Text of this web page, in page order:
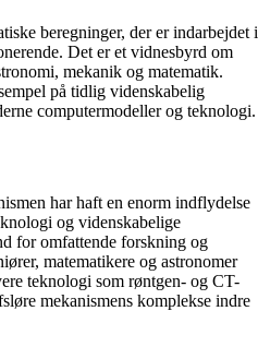
beregninger, der er indarbejdet i
Det er et vidnesbyrd om
mekanik og matematik.
på tidlig videnskabelig
computermodeller og teknologi.
har haft en enorm indflydelse
og videnskabelige
for omfattende forskning og
matematikere og astronomer
teknologi som røntgen- og CT-
mekanismens komplekse indre